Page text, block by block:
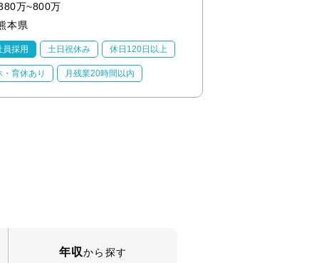
万~800万
本県
員採用 土日祝休み 休日120日以上
・育休あり 月残業20時間以内
年収から探す